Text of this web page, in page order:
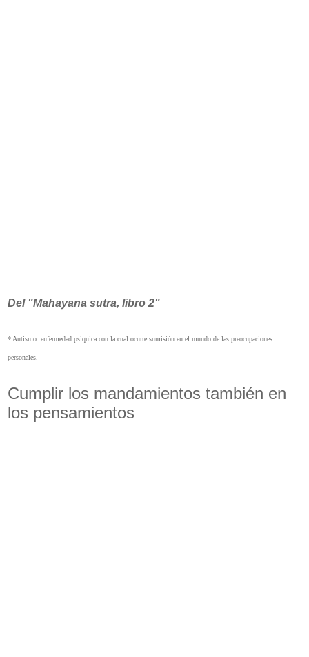
Del "Mahayana sutra, libro 2"
* Autismo: enfermedad psíquica con la cual ocurre sumisión en el mundo de las preocupaciones
personales.
Cumplir los mandamientos también en
los pensamientos